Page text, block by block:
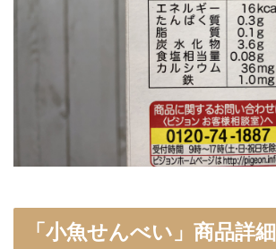
「 小魚せんべい 」商品詳細